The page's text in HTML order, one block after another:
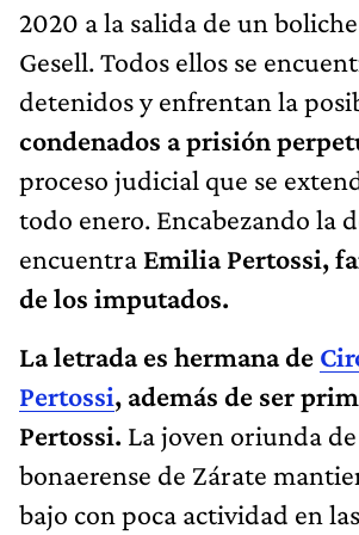
2020 a la salida de un
Gesell. Todos ellos se
detenidos y enfrentan la
condenados a prisión
proceso judicial que se
todo enero. Encabezando la
encuentra Emilia Pertossi,
de los imputados.
La letrada es hermana de
Pertossi, además de ser
Pertossi. La joven oriunda
bonaerense de Zárate
bajo con poca actividad en